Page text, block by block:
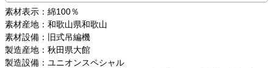
素材表示：綿100％
素材産地：和歌山県和歌山
素材設備：旧式吊編機
製造産地：秋田県大館
製造設備：ユニオンスペシャル